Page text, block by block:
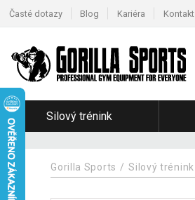
Časté dotazy Blog Kariéra Kontakt
Silový trénink
Gorilla Sports Silový trénink